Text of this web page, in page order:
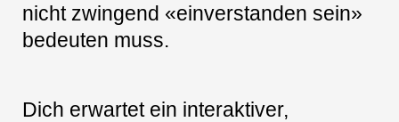
nicht zwingend «einverstanden sein»
bedeuten muss.
Dich erwartet ein interaktiver,